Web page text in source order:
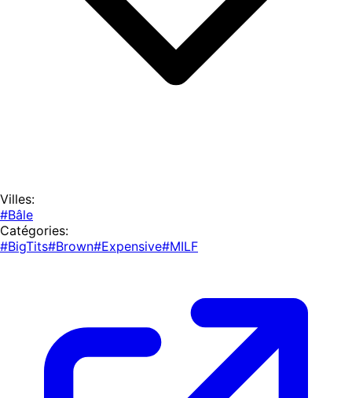
Villes:
#Bâle
Catégories:
#BigTits#Brown#Expensive#MILF